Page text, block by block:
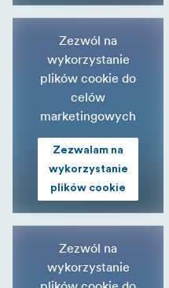
Zezwól na
wykorzystanie
plików cookie do
celów
marketingowych
Zezwalam na
wykorzystanie
plików cookie
Zezwól na
wykorzystanie